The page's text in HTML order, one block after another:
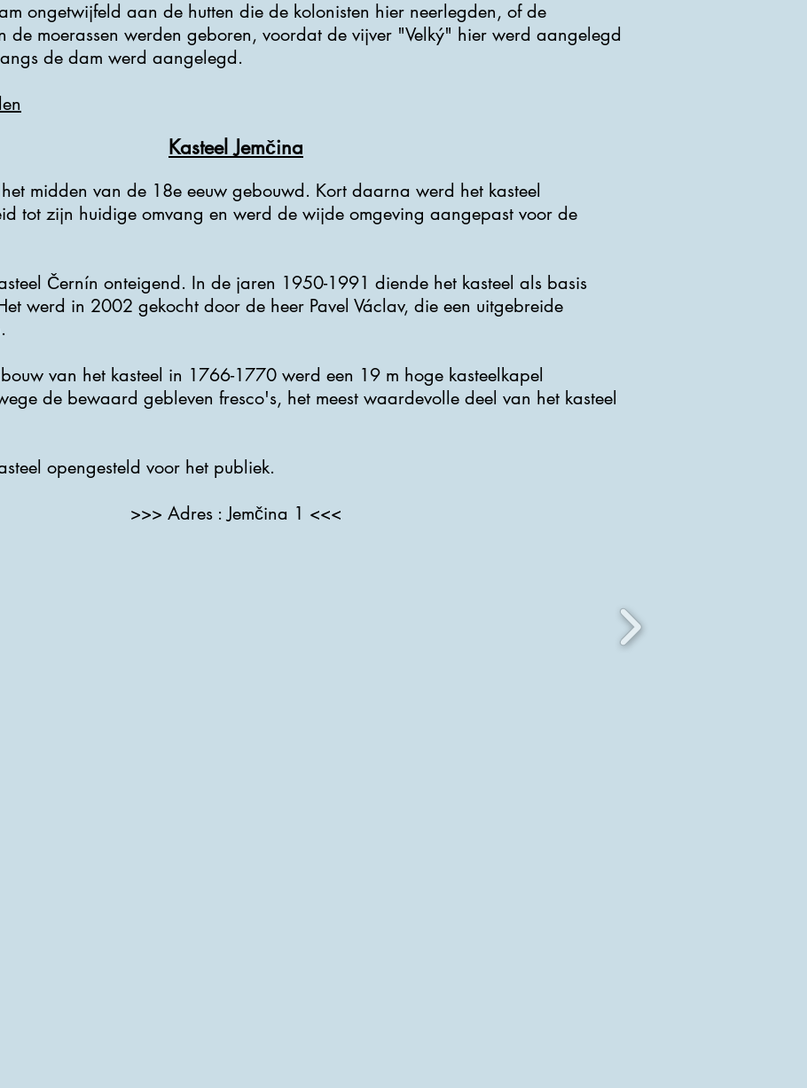
ongetwijfeld aan de hutten die de kolonisten hier neerlegden, of de
de moerassen werden geboren, voordat de vijver "Velký" hier werd aangelegd
de dam werd aangelegd.
Kasteel Jemčina
midden van de 18e eeuw gebouwd. Kort daarna werd het kasteel
tot zijn huidige omvang en werd de wijde omgeving aangepast voor de
Černín onteigend. In de jaren 1950-1991 diende het kasteel als basis
werd in 2002 gekocht door de heer Pavel Václav, die een uitgebreide
van het kasteel in 1766-1770 werd een 19 m hoge kasteelkapel
de bewaard gebleven fresco's, het meest waardevolle deel van het kasteel
opengesteld voor het publiek.
>>> Adres : Jemčina 1 <<<